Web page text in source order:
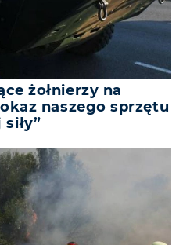
żołnierzy na
naszego sprzętu